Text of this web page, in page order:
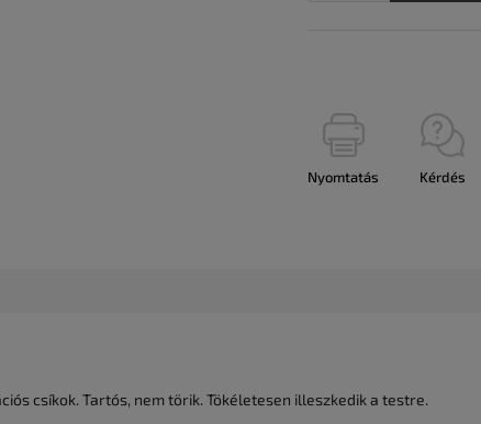
Nyomtatás Kérdés
csíkok. Tartós, nem törik. Tökéletesen illeszkedik a testre.